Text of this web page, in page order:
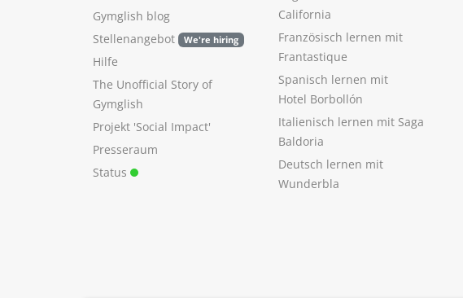
Gymglish blog
Stellenangebot
We're hiring
Hilfe
The Unofficial Story of
Gymglish
Projekt 'Social Impact'
Presseraum
Status
California
Französisch lernen mit
Frantastique
Spanisch lernen mit
Hotel Borbollón
Italienisch lernen mit Saga
Baldoria
Deutsch lernen mit
Wunderbla